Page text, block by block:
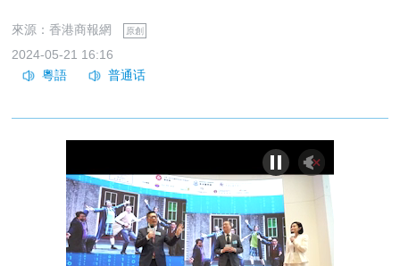
來源：香港商報網 原創
2024-05-21 16:16